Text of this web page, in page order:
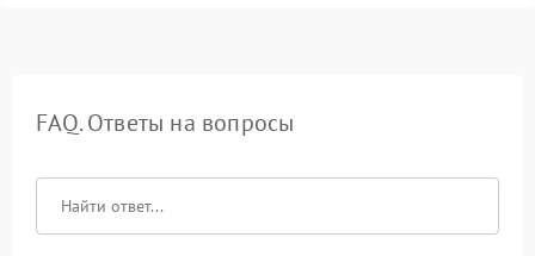
FAQ. Ответы на вопросы